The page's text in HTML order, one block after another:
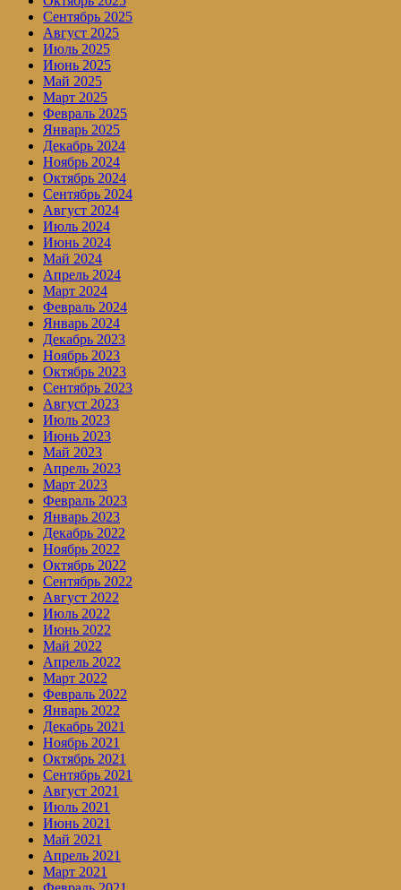
Сентябрь 2025
Август 2025
Июль 2025
Июнь 2025
Май 2025
Март 2025
Февраль 2025
Январь 2025
Декабрь 2024
Ноябрь 2024
Октябрь 2024
Сентябрь 2024
Август 2024
Июль 2024
Июнь 2024
Май 2024
Апрель 2024
Март 2024
Февраль 2024
Январь 2024
Декабрь 2023
Ноябрь 2023
Октябрь 2023
Сентябрь 2023
Август 2023
Июль 2023
Июнь 2023
Май 2023
Апрель 2023
Март 2023
Февраль 2023
Январь 2023
Декабрь 2022
Ноябрь 2022
Октябрь 2022
Сентябрь 2022
Август 2022
Июль 2022
Июнь 2022
Май 2022
Апрель 2022
Март 2022
Февраль 2022
Январь 2022
Декабрь 2021
Ноябрь 2021
Октябрь 2021
Сентябрь 2021
Август 2021
Июль 2021
Июнь 2021
Май 2021
Апрель 2021
Март 2021